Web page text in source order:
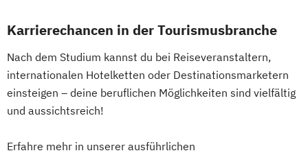
Illustration (DE/EN)
Robotics & 3D Manufacturing (EN)
Information Technology (EN)
International Business Administration (EN)
International Business and Engineering
Karrierechancen in der Tourismusbranche
Nach dem Studium kannst du bei Reiseveranstaltern,
internationalen Hotelketten oder Destinationsmarketern
einsteigen – deine beruflichen Möglichkeiten sind vielfältig
und aussichtsreich!
Erfahre mehr in unserer ausführlichen